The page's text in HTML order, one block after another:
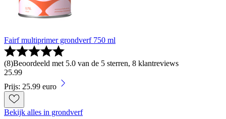
Fairf multiprimer grondverf 750 ml
(8)Beoordeeld met 5.0 van de 5 sterren, 8 klantreviews
25.99
Prijs: 25.99 euro
Bekijk alles in grondverf